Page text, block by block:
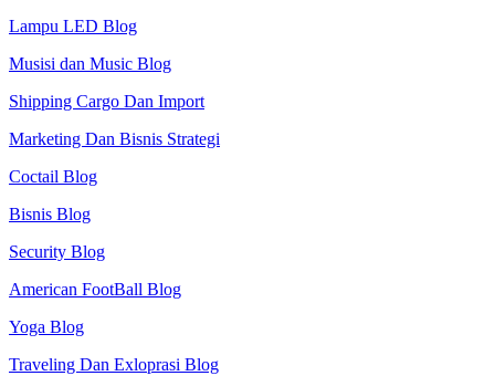
Lampu LED Blog
Musisi dan Music Blog
Shipping Cargo Dan Import
Marketing Dan Bisnis Strategi
Coctail Blog
Bisnis Blog
Security Blog
American FootBall Blog
Yoga Blog
Traveling Dan Exloprasi Blog